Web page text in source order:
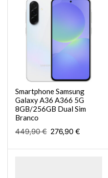
Smartphone Samsung
Galaxy A36 A366 5G
8GB/256GB Dual Sim
Branco
449,90€ 276,90 €